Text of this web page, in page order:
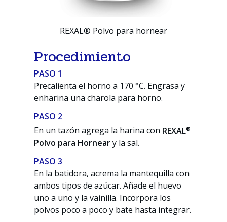
REXAL® Polvo para hornear
Procedimiento
PASO 1
Precalienta el horno a 170 °C. Engrasa y
enharina una charola para horno.
PASO 2
En un tazón agrega la harina con REXAL®
Polvo para Horneary la sal.
PASO 3
En la batidora, acrema la mantequilla con
ambos tipos de azúcar. Añade el huevo
uno a uno y la vainilla. Incorpora los
polvos poco a poco y bate hasta integrar.